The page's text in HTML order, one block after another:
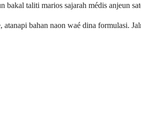
taliti marios sajarah médis anjeun
bahan naon waé dina formulasi.